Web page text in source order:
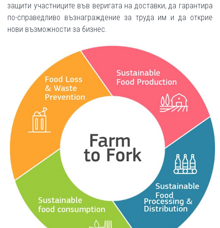
защити участниците във веригата на доставки, да гарантира
по-справедливо възнаграждение за труда им и да открие
нови възможности за бизнес.